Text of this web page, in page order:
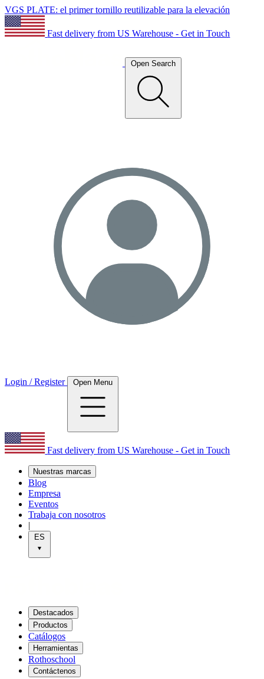
VGS PLATE: el primer tornillo reutilizable para la elevación
Fast delivery from US Warehouse - Get in Touch
Open Search
Login / Register Open Menu
Fast delivery from US Warehouse - Get in Touch
Nuestras marcas
Blog
Empresa
Eventos
Trabaja con nosotros
|
ES
Destacados
Productos
Catálogos
Herramientas
Rothoschool
Contáctenos